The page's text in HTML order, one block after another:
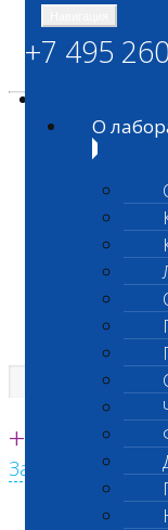
Единая круглосуточная
+7 495 260
Заказать звонок
+7 495
О
Главная страница